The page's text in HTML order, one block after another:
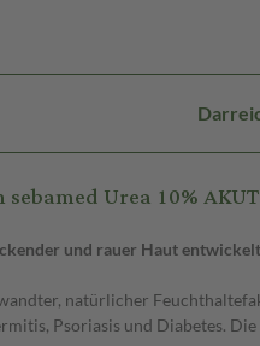
Urea 10% AKUT
und rauer Haut entwickelt
natürlicher
Psoriasis und Diabetes.